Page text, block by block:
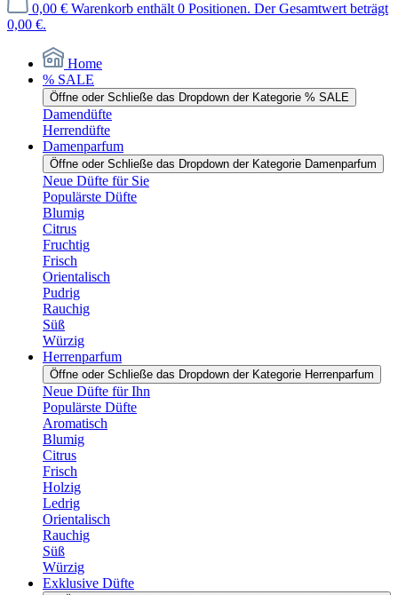
0,00 € Warenkorb enthält 0 Positionen. Der Gesamtwert beträgt
0,00 €.
Home
% SALE
Öffne oder Schließe das Dropdown der Kategorie % SALE
Damendüfte
Herrendüfte
Damenparfum
Öffne oder Schließe das Dropdown der Kategorie Damenparfum
Neue Düfte für Sie
Populärste Düfte
Blumig
Citrus
Fruchtig
Frisch
Orientalisch
Pudrig
Rauchig
Süß
Würzig
Herrenparfum
Öffne oder Schließe das Dropdown der Kategorie Herrenparfum
Neue Düfte für Ihn
Populärste Düfte
Aromatisch
Blumig
Citrus
Frisch
Holzig
Ledrig
Orientalisch
Rauchig
Süß
Würzig
Exklusive Düfte